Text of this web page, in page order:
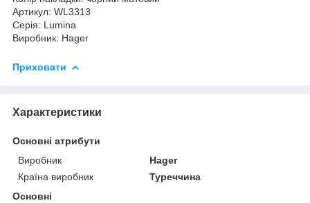
Артикул: WL3313
Серія: Lumina
Виробник: Hager
Приховати
Характеристики
Основні атрибути
Виробник
Hager
Країна виробник
Туреччина
Основні